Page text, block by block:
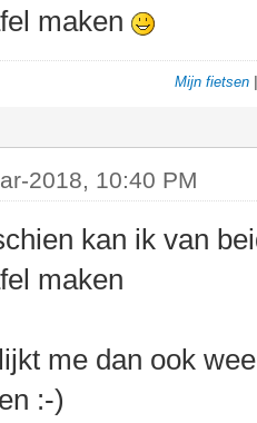
maken
Mijn fietsen
2018, 10:40 PM
kan ik van
maken
me dan ook
:-)